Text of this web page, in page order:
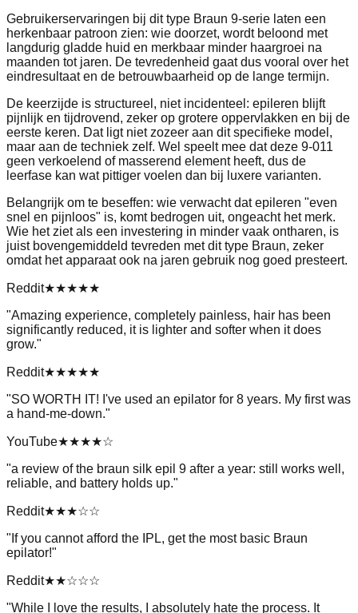
Gebruikerservaringen bij dit type Braun 9-serie laten een
herkenbaar patroon zien: wie doorzet, wordt beloond met
langdurig gladde huid en merkbaar minder haargroei na
maanden tot jaren. De tevredenheid gaat dus vooral over het
eindresultaat en de betrouwbaarheid op de lange termijn.
De keerzijde is structureel, niet incidenteel: epileren blijft
pijnlijk en tijdrovend, zeker op grotere oppervlakken en bij de
eerste keren. Dat ligt niet zozeer aan dit specifieke model,
maar aan de techniek zelf. Wel speelt mee dat deze 9-011
geen verkoelend of masserend element heeft, dus de
leerfase kan wat pittiger voelen dan bij luxere varianten.
Belangrijk om te beseffen: wie verwacht dat epileren "even
snel en pijnloos" is, komt bedrogen uit, ongeacht het merk.
Wie het ziet als een investering in minder vaak ontharen, is
juist bovengemiddeld tevreden met dit type Braun, zeker
omdat het apparaat ook na jaren gebruik nog goed presteert.
Reddit★★★★★
"Amazing experience, completely painless, hair has been
significantly reduced, it is lighter and softer when it does
grow."
Reddit★★★★★
"SO WORTH IT! I've used an epilator for 8 years. My first was
a hand-me-down."
YouTube★★★★☆
"a review of the braun silk epil 9 after a year: still works well,
reliable, and battery holds up."
Reddit★★★☆☆
" If you cannot afford the IPL, get the most basic Braun
epilator!"
Reddit★★☆☆☆
"While I love the results, I absolutely hate the process. It